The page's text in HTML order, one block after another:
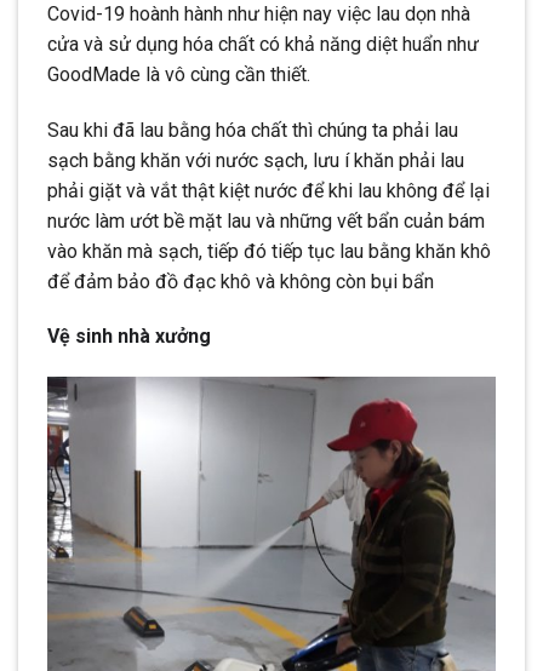
Covid-19 hoành hành như hiện nay việc lau dọn nhà
cửa và sử dụng hóa chất có khả năng diệt huẩn như
GoodMade là vô cùng cần thiết.
Sau khi đã lau bằng hóa chất thì chúng ta phải lau
sạch bằng khăn với nước sạch, lưu í khăn phải lau
phải giặt và vắt thật kiệt nước để khi lau không để lại
nước làm ướt bề mặt lau và những vết bẩn cuản bám
vào khăn mà sạch, tiếp đó tiếp tục lau bằng khăn khô
để đảm bảo đồ đạc khô và không còn bụi bẩn
Vệ sinh nhà xưởng